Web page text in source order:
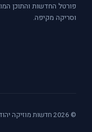
פורטל החדשות והתוכן
וסריקה מקיפה.
© 2026 חדשות מוזיקה יהודית (lifemusic.co.il) - כל הזכויות שמורות.